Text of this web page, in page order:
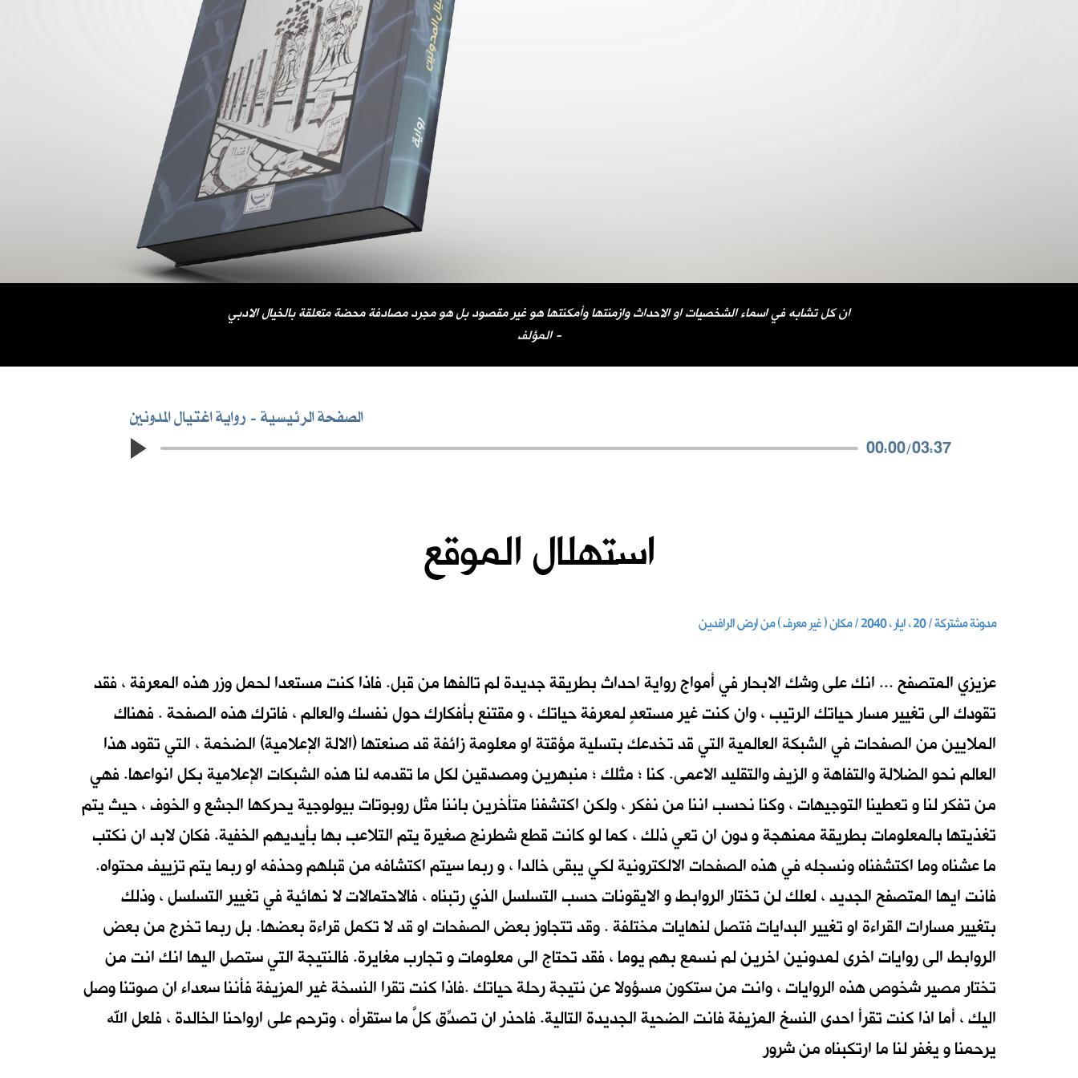
ان كل تشابه في اسماء الشخصيات او الاحداث وازمنتها وأمكنتها هو غير مقصود بل هو مجرد مصادفة محضة متعلقة بالخيال الادبي
المؤلف -
رواية اغتيال المدونين الصفحة الرئيسية
00:00/03:37
استهلال الموقع
مدونة مشتركة / 20 ، ايار ، 2040 / مكان ( غير معرف ) من ارض الرافدين
تقودك الى تغيير مسار حياتك الرتيب ، وان كنت غير مستعدٍ لمعرفة حياتك ، و مقتنع بأفكارك حول نفسك والعالم ، فاترك هذه الصفحة . فهناك
الملايين من الصفحات في الشبكة العالمية التي قد تخدعك بتسلية مؤقتة او معلومة زائفة قد صنعتها (الالة الإعلامية) الضخمة ، التي تقود هذا
العالم نحو الضلالة والتفاهة و الزيف والتقليد الاعمى. كنا ؛ مثلك ؛ منبهرين ومصدقين لكل ما تقدمه لنا هذه الشبكات الإعلامية بكل انواعها. فهي
من تفكر لنا و تعطينا التوجيهات ، وكنا نحسب اننا من نفكر ، ولكن اكتشفنا متأخرين باننا مثل روبوتات بيولوجية يحركها الجشع و الخوف ، حيث يتم
تغذيتها بالمعلومات بطريقة ممنهجة و دون ان تعي ذلك ، كما لو كانت قطع شطرنج صغيرة يتم التلاعب بها بأيديهم الخفية. فكان لابد ان نكتب
ما عشناه وما اكتشفناه ونسجله في هذه الصفحات الالكترونية لكي يبقى خالدا ، و ربما سيتم اكتشافه من قبلهم وحذفه او ربما يتم تزييف محتواه.
فانت ايها المتصفح الجديد ، لعلك لن تختار الروابط و الايقونات حسب التسلسل الذي رتبناه ، فالاحتمالات لا نهائية في تغيير التسلسل ، وذلك
بتغيير مسارات القراءة او تغيير البدايات فتصل لنهايات مختلفة . وقد تتجاوز بعض الصفحات او قد لا تكمل قراءة بعضها. بل ربما تخرج من بعض
الروابط الى روايات اخرى لمدونين اخرين لم نسمع بهم يوما ، فقد تحتاج الى معلومات و تجارب مغايرة. فالنتيجة التي ستصل اليها انك انت من
تختار مصير شخوص هذه الروايات ، وانت من ستكون مسؤولا عن نتيجة رحلة حياتك .فاذا كنت تقرا النسخة غير المزيفة فأننا سعداء ان صوتنا وصل
اليك ، أما اذا كنت تقرأ احدى النسخ المزيفة فانت الضحية الجديدة التالية. فاحذر ان تصدِّق كلَّ ما ستقرأه ، وترحم على ارواحنا الخالدة ، فلعل الله
يرحمنا و يغفر لنا ما ارتكبناه من شرور